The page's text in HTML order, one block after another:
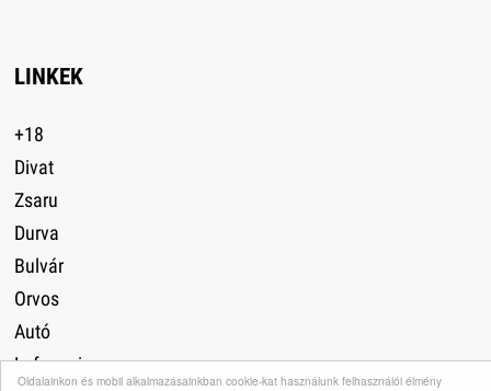
Oldalainkon és mobil alkalmazásainkban cookie-kat használunk felhasználói élmény
LINKEK
+18
Divat
Zsaru
Durva
Bulvár
Orvos
Autó
Lefogyni